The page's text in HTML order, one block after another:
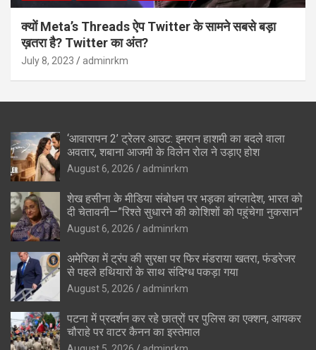
क्यों Meta’s Threads ऐप Twitter के सामने सबसे बड़ा
ख़तरा है? Twitter का अंत?
July 8, 2023 adminrkm
‘आवारापन 2’ ट्रेलर आउट: इमरान हाशमी का बदले वाला
अवतार, शबाना आजमी के विलेन रोल ने उड़ाए होश
August 6, 2026 adminrkm
शेख हसीना के मीडिया संबोधन पर भड़का बांग्लादेश, भारत को
दी चेतावनी—”रिश्ते सुधारने की कोशिशों को पहुंचेगा नुकसान”
August 6, 2026 adminrkm
अमेरिका में ट्रंप की सुरक्षा पर फिर मंडराया खतरा, फंडरेजर
से पहले हथियारों के साथ संदिग्ध पकड़ा गया
August 5, 2026 adminrkm
पटना में प्रदर्शन कर रहे छात्रों पर पुलिस का एक्शन, आयकर
चौराहे पर वाटर कैनन का इस्तेमाल